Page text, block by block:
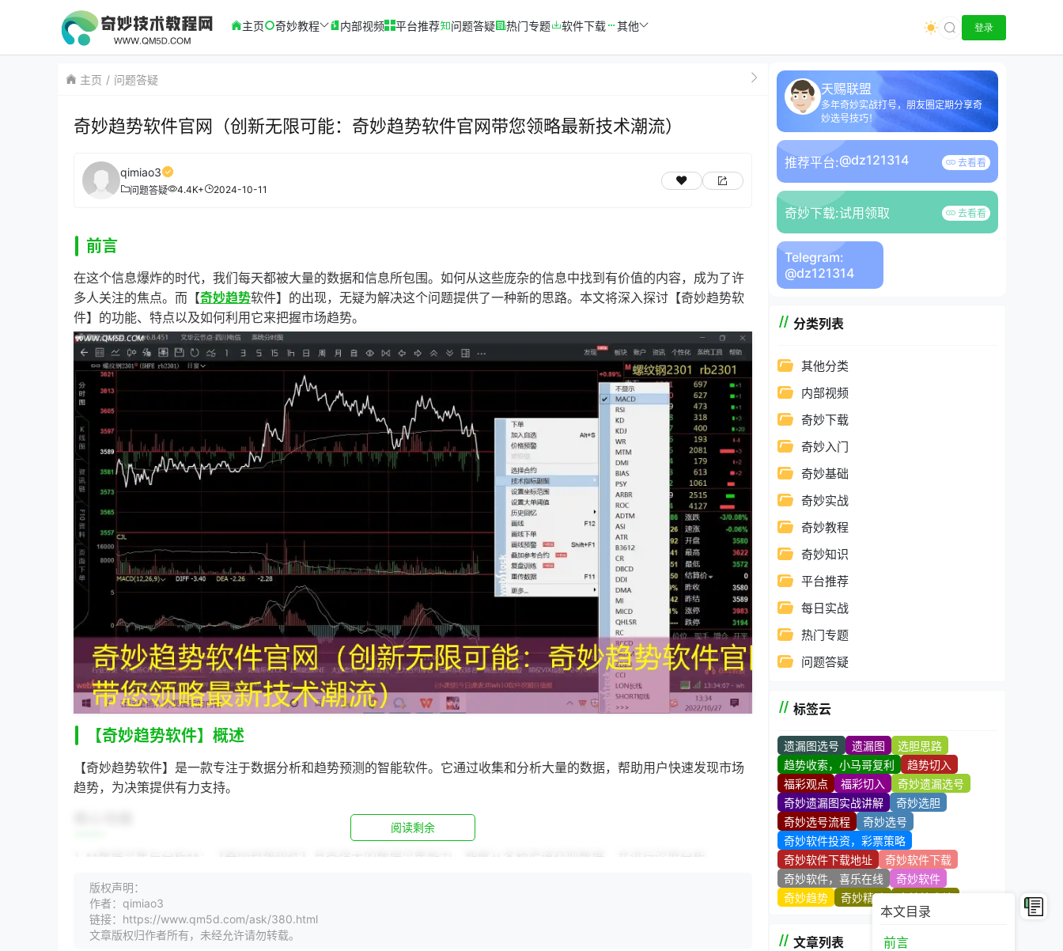
本文目录
前言
主页 奇妙教程 内部视频 平台推荐 问题答疑 热门专题 软件下载 其他 登录
主页 问题答疑
奇妙趋势软件官网（创新无限可能：奇妙趋势软件官网带您领略最新技术潮流）
qimiao3
问题答疑 4.4K+ 2024-10-11
前言
在这个信息爆炸的时代，我们每天都被大量的数据和信息所包围。如何从这些庞杂的信息中找到有价值的内容，成为了许
多人关注的焦点。而【奇妙趋势软件】的出现，无疑为解决这个问题提供了一种新的思路。本文将深入探讨【奇妙趋势软
件】的功能、特点以及如何利用它来把握市场趋势。
【奇妙趋势软件】概述
【奇妙趋势软件】是一款专注于数据分析和趋势预测的智能软件。它通过收集和分析大量的数据，帮助用户快速发现市场
趋势，为决策提供有力支持。
1. **数据采集与分析**：【奇妙趋势软件】具备强大的数据采集能力，能够从各种渠道获取数据，并进行深度分析。
3. **可视化展示**：软件提供多种可视化图表，帮助用户直观地了解市场动态。
特点优势
阅读剩余
版权声明：
作者：qimiao3
链接：https://www.qm5d.com/ask/380.html
文章版权归作者所有，未经允许请勿转载。
天赐联盟
多年奇妙实战打号，朋友圈定期分享奇
妙选号技巧！
推荐平台:@dz121314 去看看
奇妙下载:试用领取 去看看
Telegram:
@dz121314
分类列表
其他分类
内部视频
奇妙下载
奇妙入门
奇妙基础
奇妙实战
奇妙教程
奇妙知识
平台推荐
每日实战
热门专题
问题答疑
标签云
遗漏图选号 遗漏图
选胆思路
趋势收索，小马哥复利
趋势切入
福彩观点
福彩切入
奇妙遗漏选号
奇妙遗漏图实战讲解
奇妙选胆
奇妙选号流程
奇妙选号
奇妙软件投资，彩票策略
奇妙软件下载地址
奇妙软件下载
奇妙软件，喜乐在线
奇妙软件
奇妙趋势
奇妙精髓 奇妙技术站
文章列表